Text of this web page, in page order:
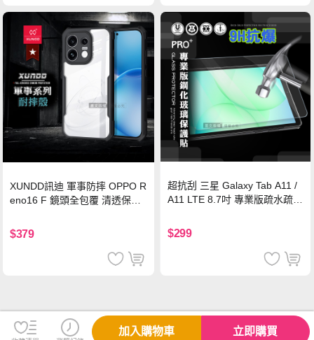
XUNDD訊迪 軍事防摔 OPPO R
eno16 F 鏡頭全包覆 清透保護
$379
超抗刮 三星 Galaxy Tab A11 /
A11 LTE 8.7吋 專業版疏水疏油
$299
加入購物車 立即購買